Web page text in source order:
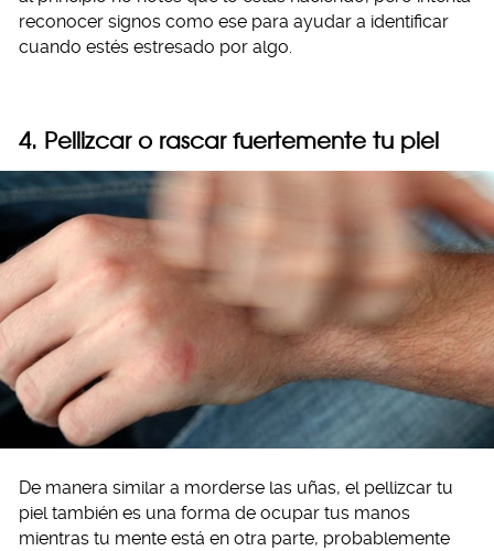
reconocer signos como ese para ayudar a identificar
cuando estés estresado por algo.
4. Pellizcar o rascar fuertemente tu piel
De manera similar a morderse las uñas, el pellizcar tu
piel también es una forma de ocupar tus manos
mientras tu mente está en otra parte, probablemente